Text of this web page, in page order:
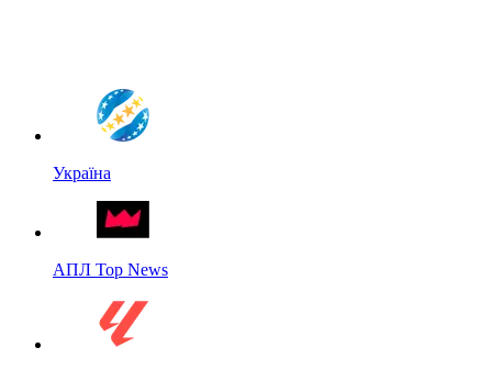
Україна
АПЛ Top News